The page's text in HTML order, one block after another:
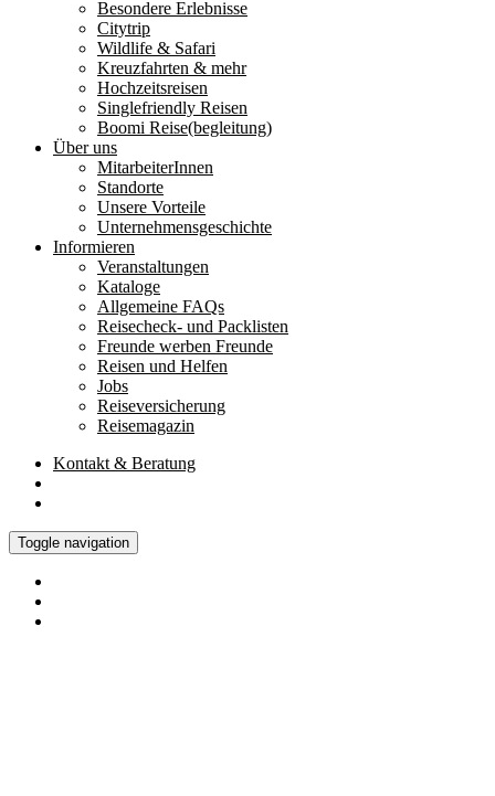
Besondere Erlebnisse
Citytrip
Wildlife & Safari
Kreuzfahrten & mehr
Hochzeitsreisen
Singlefriendly Reisen
Boomi Reise(begleitung)
Über uns
MitarbeiterInnen
Standorte
Unsere Vorteile
Unternehmensgeschichte
Informieren
Veranstaltungen
Kataloge
Allgemeine FAQs
Reisecheck- und Packlisten
Freunde werben Freunde
Reisen und Helfen
Jobs
Reiseversicherung
Reisemagazin
Kontakt & Beratung
Toggle navigation